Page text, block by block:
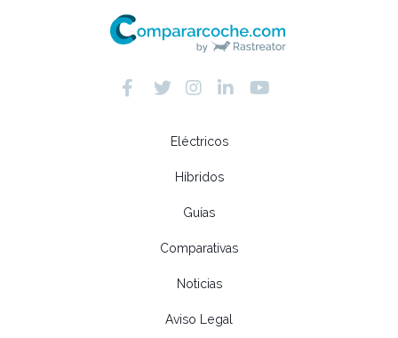
Eléctricos
Híbridos
Guías
Comparativas
Noticias
Aviso Legal